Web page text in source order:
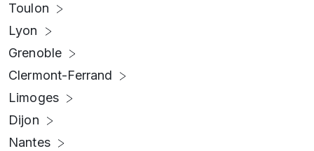
Toulon
Lyon
Grenoble
Clermont-Ferrand
Limoges
Dijon
Nantes